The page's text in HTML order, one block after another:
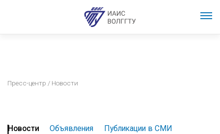
Пресс-центр / Новости
Новости Объявления
Публикации в СМИ